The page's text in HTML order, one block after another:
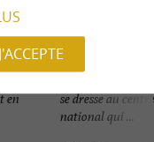
en
Château de Pau
se dresse au
national qui ...
J'ACCEPTE